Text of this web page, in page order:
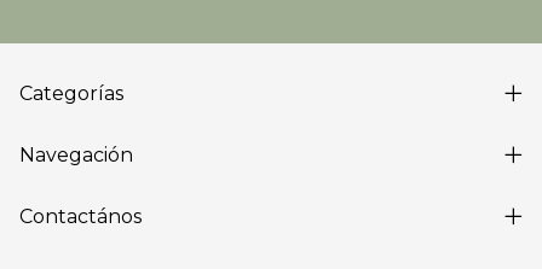
Categorías
Navegación
Contactános